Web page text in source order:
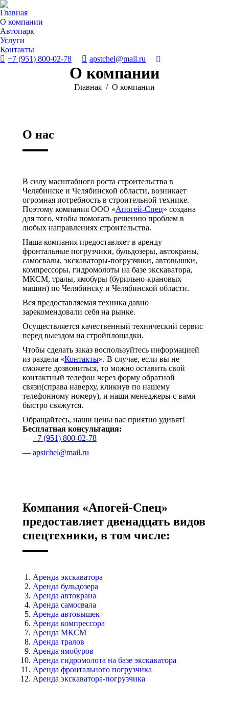
Главная
О компании
Автопарк
Услуги
Контакты
+7 (951) 800-02-78
apstchel@mail.ru Поиск:
О компании
Вы здесь:
Главная О компании
О нас
В силу масштабного роста строительства в
Челябинске и Челябинской области, возникает
огромная потребность в строительной технике.
Поэтому компания ООО «Апогей-Спец» создана
для того, чтобы помогать решению проблем в
любых направлениях строительства.
Наша компания предоставляет в аренду
фронтальные погрузчики, бульдозеры, автокраны,
самосвалы, экскаваторы-погрузчики, автовышки,
компрессоры, гидромолоты на базе экскаватора,
МКСМ, тралы, ямобуры (бурильно-крановых
машин) по Челябинску и Челябинской области.
Вся предоставляемая техника давно
зарекомендовали себя на рынке.
Осуществляется качественный технический сервис
перед выездом на стройплощадки.
Чтобы сделать заказ воспользуйтесь информацией
из раздела «Контакты». В случае, если вы не
сможете дозвониться, то можно оставить свой
контактный телефон через форму обратной
связи(справа наверху, кликнув по нашему
телефонному номеру), и наши менеджеры с вами
быстро свяжутся.
Обращайтесь, наши цены вас приятно удивят!
Бесплатная консультация:
— +7 (951) 800-02-78
— apstchel@mail.ru
Компания «Апогей-Спец»
предоставляет двенадцать видов
спецтехники, в том числе:
Аренда экскаватора
Аренда бульдозера
Аренда автокрана
Аренда самосвала
Аренда автовышек
Аренда компрессора
Аренда МКСМ
Аренда тралов
Аренда ямобуров
Аренда гидромолота на базе экскаватора
Аренда фронтального погрузчика
Аренда экскаватора-погрузчика